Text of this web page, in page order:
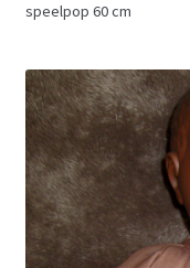
Winkelmand
Afrekenen
speelpop 60 cm